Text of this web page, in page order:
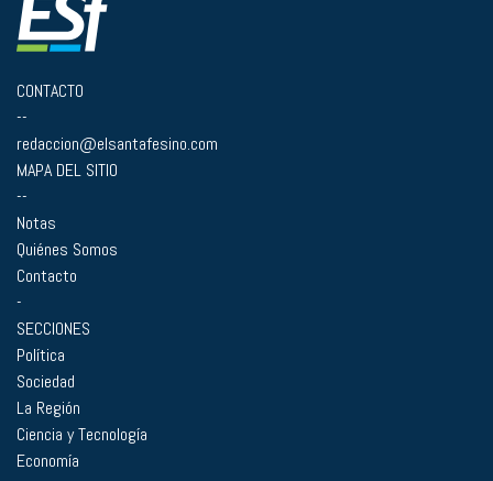
CONTACTO
--
redaccion@elsantafesino.com
MAPA DEL SITIO
--
Notas
Quiénes Somos
Contacto
-
SECCIONES
Política
Sociedad
La Región
Ciencia y Tecnología
Economía